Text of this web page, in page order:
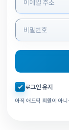
자동로그인 체크
로그인 유지
아직 애드픽 회원이 아니